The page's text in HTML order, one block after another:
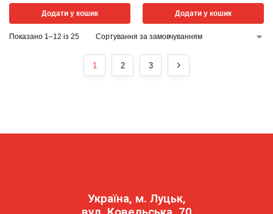
Додати у кошик Додати у кошик
Показано 1–12 із 25
1 2 3
Україна, м. Луцьк,